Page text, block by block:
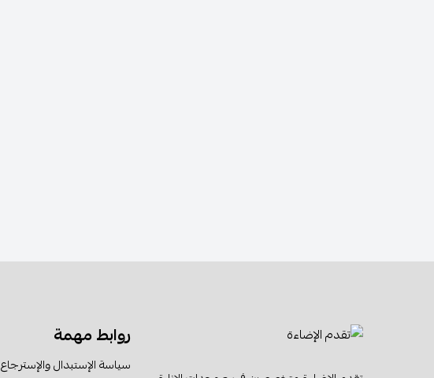
روابط مهمة
سياسة الإستبدال والإسترجاع